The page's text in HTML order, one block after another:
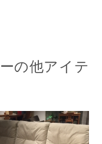
の他アイテ